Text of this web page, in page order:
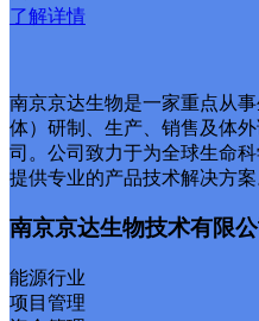
了解详情
南京京达生物是一家重点从
体）研制、生产、销售及体
司。公司致力于为全球生命
提供专业的产品技术解决方案
南京京达生物技术有限公
能源行业
项目管理